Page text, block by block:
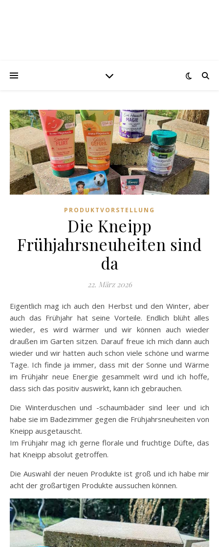
PRODUKTVORSTELLUNG
Die Kneipp
Frühjahrsneuheiten sind
da
22. März 2026
Eigentlich mag ich auch den Herbst und den Winter, aber
auch das Frühjahr hat seine Vorteile. Endlich blüht alles
wieder, es wird wärmer und wir können auch wieder
draußen im Garten sitzen. Darauf freue ich mich dann auch
wieder und wir hatten auch schon viele schöne und warme
Tage. Ich finde ja immer, dass mit der Sonne und Wärme
im Frühjahr neue Energie gesammelt wird und ich hoffe,
dass sich das positiv auswirkt, kann ich gebrauchen.
Die Winterduschen und -schaumbäder sind leer und ich
habe sie im Badezimmer gegen die Frühjahrsneuheiten von
Kneipp ausgetauscht.
Im Frühjahr mag ich gerne florale und fruchtige Düfte, das
hat Kneipp absolut getroffen.
Die Auswahl der neuen Produkte ist groß und ich habe mir
acht der großartigen Produkte aussuchen können.